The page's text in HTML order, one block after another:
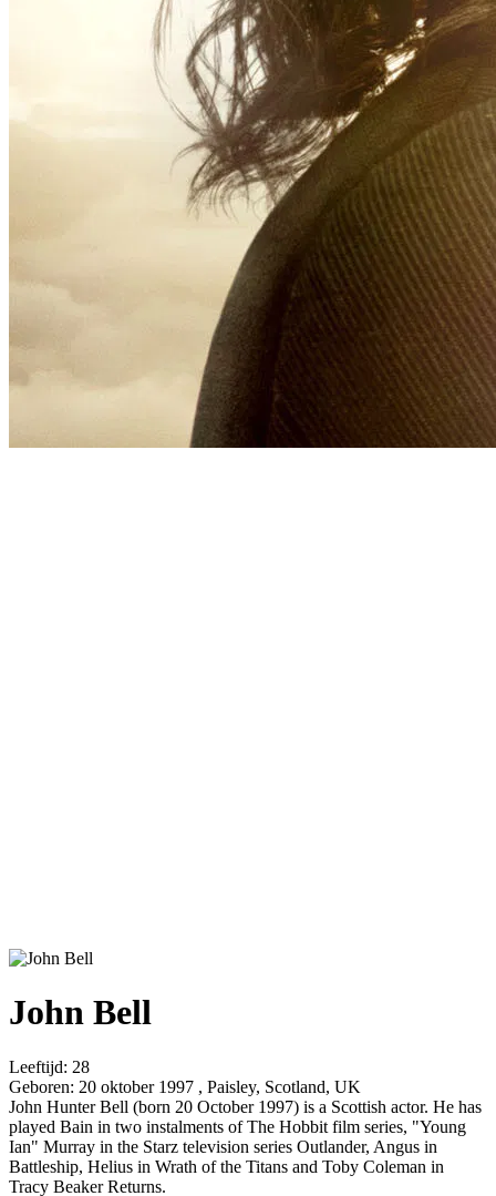
John Bell
Leeftijd: 28
Geboren: 20 oktober 1997 , Paisley, Scotland, UK
John Hunter Bell (born 20 October 1997) is a Scottish actor. He has
played Bain in two instalments of The Hobbit film series, "Young
Ian" Murray in the Starz television series Outlander, Angus in
Battleship, Helius in Wrath of the Titans and Toby Coleman in
Tracy Beaker Returns.